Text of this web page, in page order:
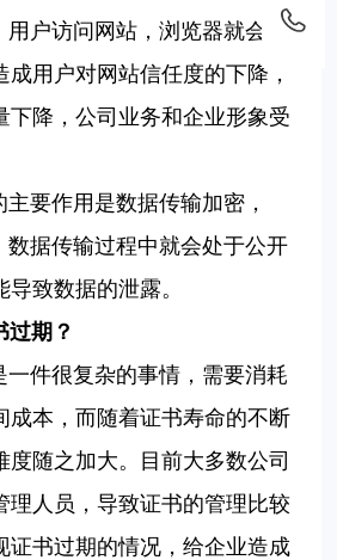
用户访问网站，浏览器就会提
成用户对网站信任度的下降，
下降，公司业务和企业形象受
主要作用是数据传输加密，
数据传输过程中就会处于公开
致数据的泄露。
过期？
一件很复杂的事情，需要消耗
成本，而随着证书寿命的不断
度随之加大。目前大多数公司
理人员，导致证书的管理比较
证书过期的情况，给企业造成